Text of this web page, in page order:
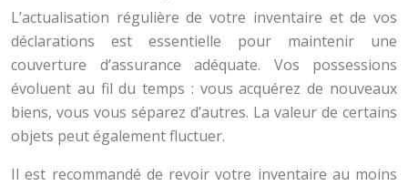
L’actualisation régulière de votre inventaire et de vos
déclarations est essentielle pour maintenir une
couverture d’assurance adéquate. Vos possessions
évoluent au fil du temps : vous acquérez de nouveaux
biens, vous vous séparez d’autres. La valeur de certains
objets peut également fluctuer.
Il est recommandé de revoir votre inventaire au moins